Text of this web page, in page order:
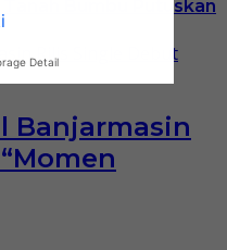
Bumbu Putuskan
Banjarmasin
Detail